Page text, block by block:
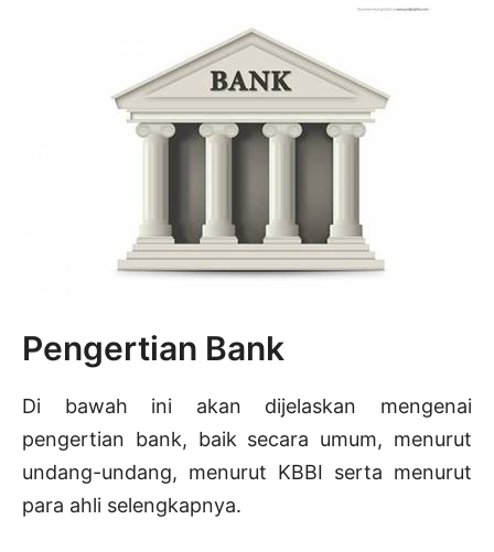
Pengertian Bank
Di bawah ini akan dijelaskan mengenai
pengertian bank, baik secara umum, menurut
undang-undang, menurut KBBI serta menurut
para ahli selengkapnya.